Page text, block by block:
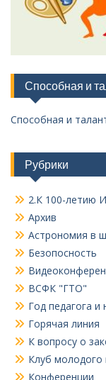
Способная и
Способная и
Рубрики
2.К 100-летию
Архив
Астрономия в
Безопосность
ВСФК "ГТО"
Год педагога и
Горячая линия
К вопросу о
Клуб молодого
Конференции